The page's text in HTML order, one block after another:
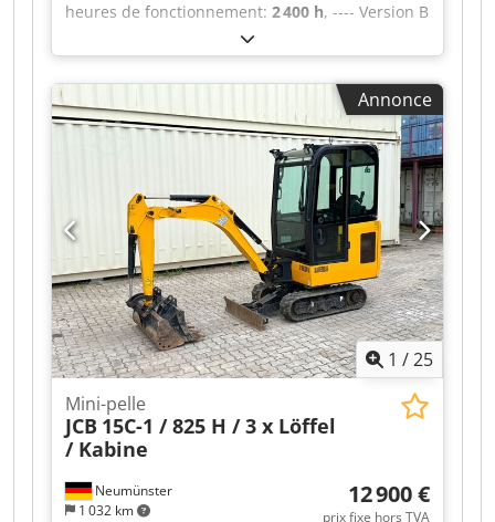
heures de fonctionnement: 2 400 h, ---- Version B
5.0 Bras articulé à vérin Climatisation
automatique Chenilles en caoutchouc Lame de
terrassement Pompe de remplissage de
carburant diesel 3e circuit hydraulique Fourni
avec inclinaison hydraulique Powertilt HS08 sans
crochet de sécurité Fourni avec jeu de godets
d'occasion, sous réserve de disponibilité
Chjdpozp T S Nofx Antea Localisation :
Andernach
Annonce
1 /25
Neumünster
1 032 km
Mini-pelle
JCB 15C-1 / 825 H / 3 x Löffel
/ Kabine
12 900 €
prix fixe hors TVA